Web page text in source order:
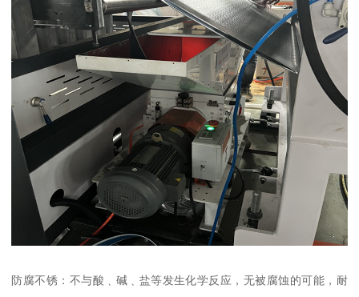
防腐不锈：不与酸﹑碱﹑盐等发生化学反应，无被腐蚀的可能，耐